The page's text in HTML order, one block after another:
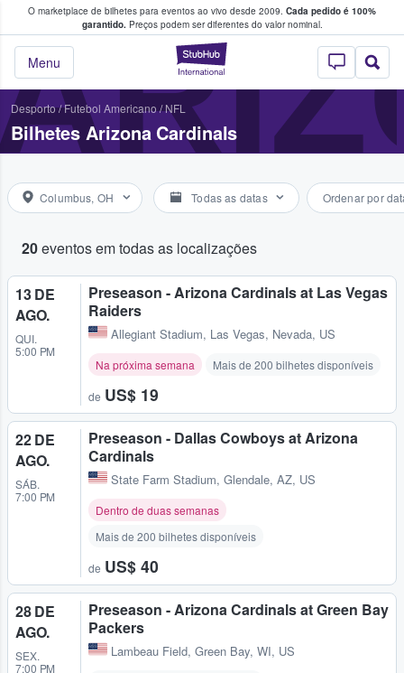
O marketplace de bilhetes para eventos ao vivo desde 2009. Cada pedido é 100%
garantido.Preços podem ser diferentes do valor nominal.
StubHub – onde
Menu
fãs compram e vendem bilhetes
Desporto/Futebol Americano/NFL
Bilhetes Arizona Cardinals
Columbus, OH Todas as datas Ordenar por
20eventos em todas as localizações
13 DE
AGO.
QUI.
5:00 PM
Preseason - Arizona Cardinals at Las Vegas
Raiders
Allegiant Stadium, Las Vegas, Nevada, US
Na próxima semana Mais de 200 bilhetes disponíveis
de US$ 19
22 DE
AGO.
SÁB.
7:00 PM
Preseason - Dallas Cowboys at Arizona
Cardinals
State Farm Stadium, Glendale, AZ, US
Dentro de duas semanas
Mais de 200 bilhetes disponíveis
de US$ 40
28 DE
AGO.
SEX.
7:00 PM
Preseason - Arizona Cardinals at Green Bay
Packers
Lambeau Field, Green Bay, WI, US